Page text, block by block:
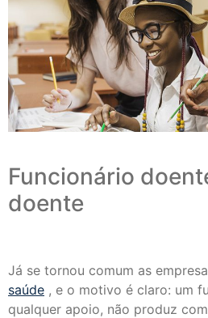
Funcionário
doente
Já se tornou comum as
saúde , e o motivo é claro: um
qualquer apoio, não produz